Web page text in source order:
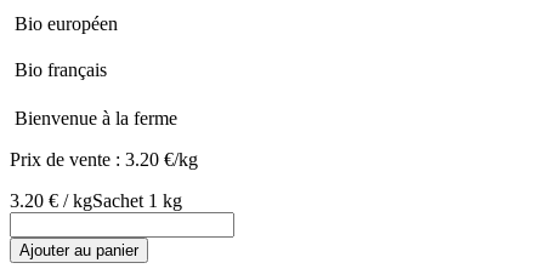
Bio européen
Bio français
Bienvenue à la ferme
Prix de vente : 3.20 €/kg
3.20 € / kgSachet 1 kg
Ajouter au panier